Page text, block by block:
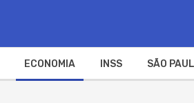
ECONOMIA INSS SÃO